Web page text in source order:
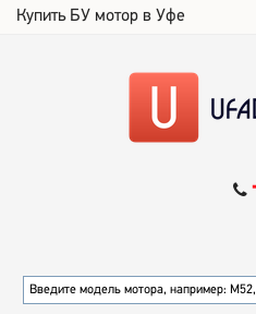
Купить БУ мотор в Уфе